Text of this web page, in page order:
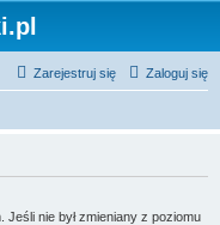
Zaloguj się
Zarejestruj się
nie był zmieniany z poziomu